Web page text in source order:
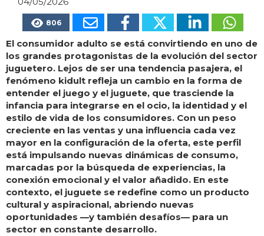
806
El consumidor adulto se está convirtiendo en uno de
los grandes protagonistas de la evolución del sector
juguetero. Lejos de ser una tendencia pasajera, el
fenómeno kidult refleja un cambio en la forma de
entender el juego y el juguete, que trasciende la
infancia para integrarse en el ocio, la identidad y el
estilo de vida de los consumidores. Con un peso
creciente en las ventas y una influencia cada vez
mayor en la configuración de la oferta, este perfil
está impulsando nuevas dinámicas de consumo,
marcadas por la búsqueda de experiencias, la
conexión emocional y el valor añadido. En este
contexto, el juguete se redefine como un producto
cultural y aspiracional, abriendo nuevas
oportunidades —y también desafíos— para un
sector en constante desarrollo.